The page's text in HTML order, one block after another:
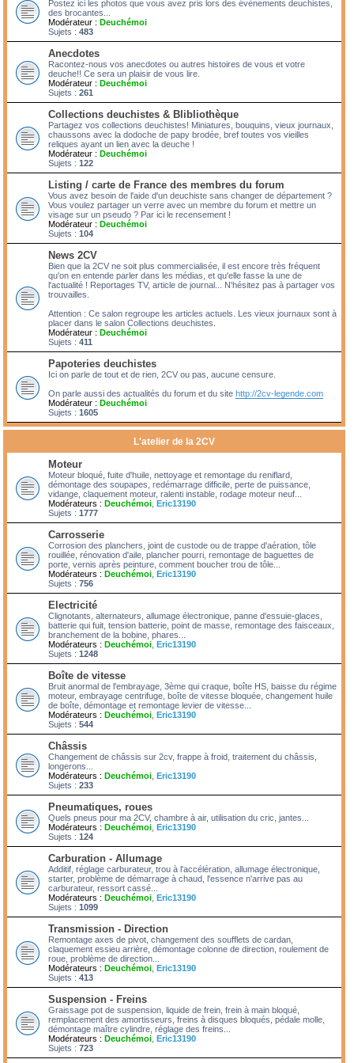
Postez ici les photos que vous avez pris lors des évènements deuchistes,
des brocantes...
Modérateur : Deuchémoi
Sujets : 483
Anecdotes
Racontez-nous vos anecdotes ou autres histoires de vous et votre
deuche!! Ce sera un plaisir de vous lire.
Modérateur : Deuchémoi
Sujets : 261
Collections deuchistes & Blibliothèque
Partagez vos collections deuchistes! Miniatures, bouquins, vieux journaux,
chaussons avec la dodoche de papy brodée, bref toutes vos vieilles
reliques ayant un lien avec la deuche !
Modérateur : Deuchémoi
Sujets : 122
Listing / carte de France des membres du forum
Vous avez besoin de l'aide d'un deuchiste sans changer de département ?
Vous voulez partager un verre avec un membre du forum et mettre un
visage sur un pseudo ? Par ici le recensement !
Modérateur : Deuchémoi
Sujets : 104
News 2CV
Bien que la 2CV ne soit plus commercialisée, il est encore très fréquent
qu'on en entende parler dans les médias, et qu'elle fasse la une de
l'actualité ! Reportages TV, article de journal... N'hésitez pas à partager vos
trouvailles.
Attention : Ce salon regroupe les articles actuels. Les vieux journaux sont à
placer dans le salon Collections deuchistes.
Modérateur : Deuchémoi
Sujets : 411
Papoteries deuchistes
Ici on parle de tout et de rien, 2CV ou pas, aucune censure.
On parle aussi des actualités du forum et du site http://2cv-legende.com
Modérateur : Deuchémoi
Sujets : 1605
L'atelier de la 2CV
Moteur
Moteur bloqué, fuite d'huile, nettoyage et remontage du reniflard,
démontage des soupapes, redémarrage difficile, perte de puissance,
vidange, claquement moteur, ralenti instable, rodage moteur neuf...
Modérateurs : Deuchémoi Eric13190
Sujets : 1777
Carrosserie
Corrosion des planchers, joint de custode ou de trappe d'aération, tôle
rouillée, rénovation d'aile, plancher pourri, remontage de baguettes de
porte, vernis après peinture, comment boucher trou de tôle...
Modérateurs : Deuchémoi Eric13190
Sujets : 756
Electricité
Clignotants, alternateurs, allumage électronique, panne d'essuie-glaces,
batterie qui fuit, tension batterie, point de masse, remontage des faisceaux,
branchement de la bobine, phares...
Modérateurs : Deuchémoi Eric13190
Sujets : 1248
Boîte de vitesse
Bruit anormal de l'embrayage, 3ème qui craque, boîte HS, baisse du régime
moteur, embrayage centrifuge, boîte de vitesse bloquée, changement huile
de boîte, démontage et remontage levier de vitesse...
Modérateurs : Deuchémoi Eric13190
Sujets : 544
Châssis
Changement de châssis sur 2cv, frappe à froid, traitement du châssis,
longerons...
Modérateurs : Deuchémoi Eric13190
Sujets : 233
Pneumatiques, roues
Quels pneus pour ma 2CV, chambre à air, utilisation du cric, jantes...
Modérateurs : Deuchémoi Eric13190
Sujets : 124
Carburation - Allumage
Additif, réglage carburateur, trou à l'accélération, allumage électronique,
starter, problème de démarrage à chaud, l'essence n'arrive pas au
carburateur, ressort cassé...
Modérateurs : Deuchémoi Eric13190
Sujets : 1099
Transmission - Direction
Remontage axes de pivot, changement des soufflets de cardan,
claquement essieu arrière, démontage colonne de direction, roulement de
roue, problème de direction...
Modérateurs : Deuchémoi Eric13190
Sujets : 413
Suspension - Freins
Graissage pot de suspension, liquide de frein, frein à main bloqué,
remplacement des amortisseurs, freins à disques bloqués, pédale molle,
démontage maître cylindre, réglage des freins...
Modérateurs : Deuchémoi Eric13190
Sujets : 723